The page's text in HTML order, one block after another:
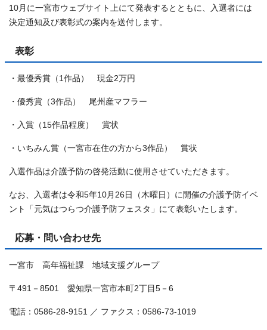
10月に一宮市ウェブサイト上にて発表するとともに、入選者には
決定通知及び表彰式の案内を送付します。
表彰
・最優秀賞（1作品） 現金2万円
・優秀賞（3作品） 尾州産マフラー
・入賞（15作品程度） 賞状
・いちみん賞（一宮市在住の方から3作品） 賞状
入選作品は介護予防の啓発活動に使用させていただきます。
なお、入選者は令和5年10月26日（木曜日）に開催の介護予防イベ
ント「元気はつらつ介護予防フェスタ」にて表彰いたします。
応募・問い合わせ先
一宮市 高年福祉課 地域支援グループ
〒491－8501 愛知県一宮市本町2丁目5－6
電話：0586-28-9151 ／ ファクス：0586-73-1019